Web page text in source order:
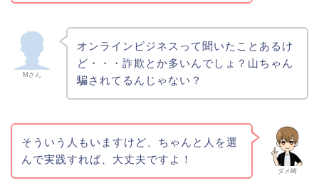
Mさん
オンラインビジネスって聞いたことあるけ
ど・・・詐欺とか多いんでしょ？山ちゃん
騙されてるんじゃない？
ダメ崎
そういう人もいますけど、ちゃんと人を選
んで実践すれば、大丈夫ですよ！